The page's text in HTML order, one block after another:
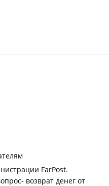
FarPost.
возврат денег от